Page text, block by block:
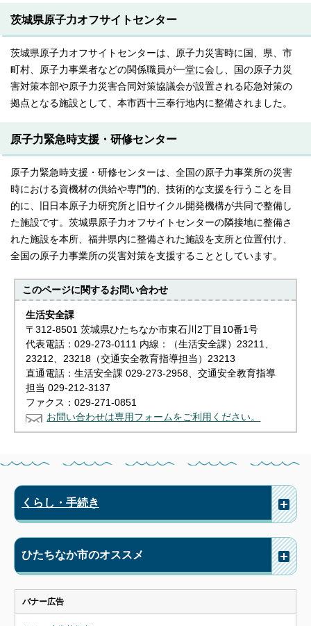
茨城県原子力オフサイトセンター
茨城県原子力オフサイトセンターは、原子力災害時に国、県、市
町村、原子力事業者などの関係職員が一堂に会し、国の原子力災
害対策本部や原子力災害合同対策協議会が設置される応急対策の
拠点となる施設として、本市西十三奉行地内に整備されました。
原子力緊急時支援・研修センター
原子力緊急時支援・研修センターは、全国の原子力事業所の災害
時における資機材の供給や専門的、技術的な支援を行うことを目
的に、旧日本原子力研究所と旧サイクル開発機構が共同で整備し
た施設です。茨城県原子力オフサイトセンターの隣接地に整備さ
れた施設を本所、福井県内に整備された施設を支所と位置付け、
全国の原子力事業所の災害対策を支援することとしています。
このページに関するお問い合わせ
生活安全課
〒312-8501 茨城県ひたちなか市東石川2丁目10番1号
代表電話：029-273-0111 内線：（生活安全課）23211、
23212、23218（交通安全教育指導担当）23213
直通電話：生活安全課 029-273-2958、交通安全教育指導
担当 029-212-3137
ファクス：029-271-0851
お問い合わせは専用フォームをご利用ください。
くらし・手続き
ひたちなか市のオススメ
バナー広告